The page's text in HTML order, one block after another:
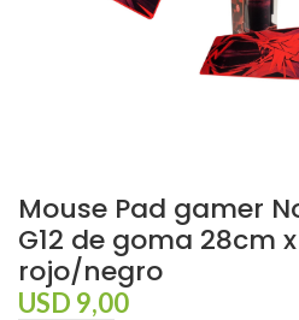
Mouse Pad gamer
G12 de goma 28cm
rojo/negro
USD 9,00